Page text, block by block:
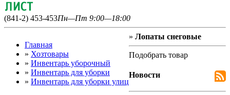
(841-2) 453-453Пн—Пт 9:00—18:00
Главная
» Хозтовары
» Инвентарь уборочный
» Инвентарь для уборки
» Инвентарь для уборки улиц
» Лопаты снеговые
Подобрать товар
Новости